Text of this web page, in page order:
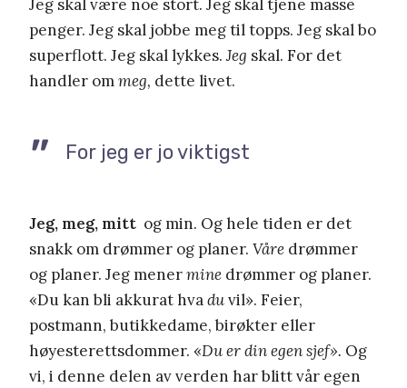
Jeg skal være noe stort. Jeg skal tjene masse
penger. Jeg skal jobbe meg til topps. Jeg skal bo
superflott. Jeg skal lykkes.Jeg skal. For det
handler ommeg, dette livet.
For jeg er jo viktigst
Jeg, meg, mitt og min. Og hele tiden er det
snakk om drømmer og planer. Våre drømmer
og planer. Jeg menermine drømmer og planer.
«Du kan bli akkurat hvaduvil». Feier,
postmann, butikkedame, birøkter eller
høyesterettsdommer. «Du er din egen sjef». Og
vi, i denne delen av verden har blitt vår egen